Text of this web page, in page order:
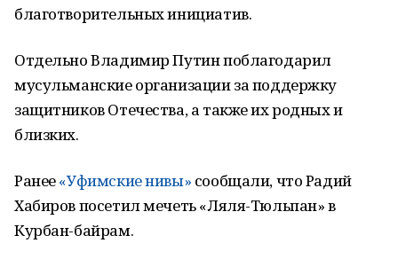
благотворительных инициатив.
Отдельно Владимир Путин поблагодарил
мусульманские организации за поддержку
защитников Отечества, а также их родных и
близких.
Ранее«Уфимские нивы» сообщали, что Радий
Хабиров посетил мечеть «Ляля-Тюльпан» в
Курбан-байрам.